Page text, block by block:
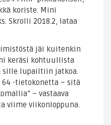
koriste. Mini
Skrolli 2018.2, lataa
jäi kuitenkin
keräsi kohtuullista
sille lupailtiin jatkoa.
64 -tietokonetta – sitä
– vastaava
viime viikonloppuna.